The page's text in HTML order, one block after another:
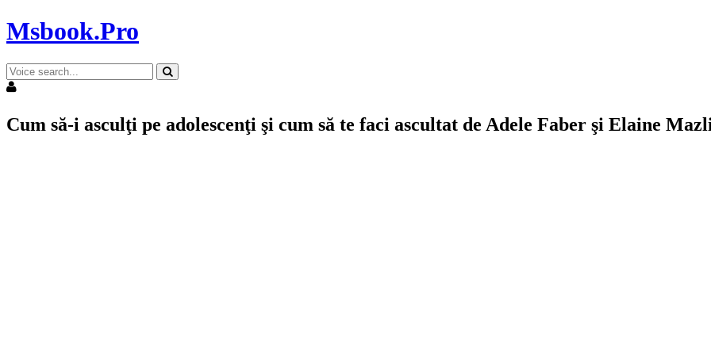
Msbook.Pro
Cum să-i asculţi pe adolescenţi şi cum să te faci ascultat de Adele Faber şi Elaine